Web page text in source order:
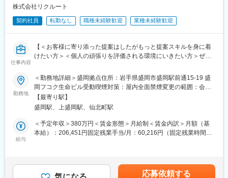
■部署、サービスについて：
国内宿泊サイトとしては、最大級の規模を誇り、今後更なる事業
成長に向けて、中核を担っていただける人材を募集しておりま
す。ご入社後のパフォーマンスによって将来的には営業グループ
のリーダー・マネージャー、もしくは他部署へのキャリアステッ
プにて事業の中核を担っていただける方の募集となります。営業
スキルを高めるだけではなく、チーム運営やマネジメント領域へ
アアップをしていきたい意欲のある方を求めています。
■事業について：
楽天トラベル：http://travel.rakuten.co.jp/
https://corp.rakuten.co.jp/careers/travel/
らゆる面でより一層宿泊施設様とのリレーションを強化し、より
株式会社リクルート
契約社員 転勤なし 職種未経験歓迎 業種未経験歓迎
仕事内容
【＜お客様に寄り添った提案はしたがもっと提案スキルを身に着
けたい方＞＜個人の頑張りを評価される環境にいきたい方＞ぜひ
美容サロンに対して『HOT PEPPER Beauty』や『サロンボー
ド』の活用提案を中心とした、集客や業務・経営支援の企画提案
をお任せします。新規顧客開拓と既存顧客営業の双方を担当いた
だきます。
【一日の流れ(例)】
・当日の商談準備
＜午後＞
勤務地
＜勤務地詳細＞盛岡拠点住所：岩手県盛岡市盛岡駅前通15-19 盛
岡フコク生命ビル受動喫煙対策：屋内全面禁煙変更の範囲：会社
の定める事業所（リモートワーク含む）
【最寄り駅】
盛岡駅、上盛岡駅、仙北町駅
給与
＜予定年収＞380万円＜賃金形態＞月給制＜賃金内訳＞月額（基
本給）：206,451円固定残業手当/月：60,216円（固定残業時間35
月、10～3月在籍分を6月に支給※対象期間中の在籍日数で按分し
応募依頼する